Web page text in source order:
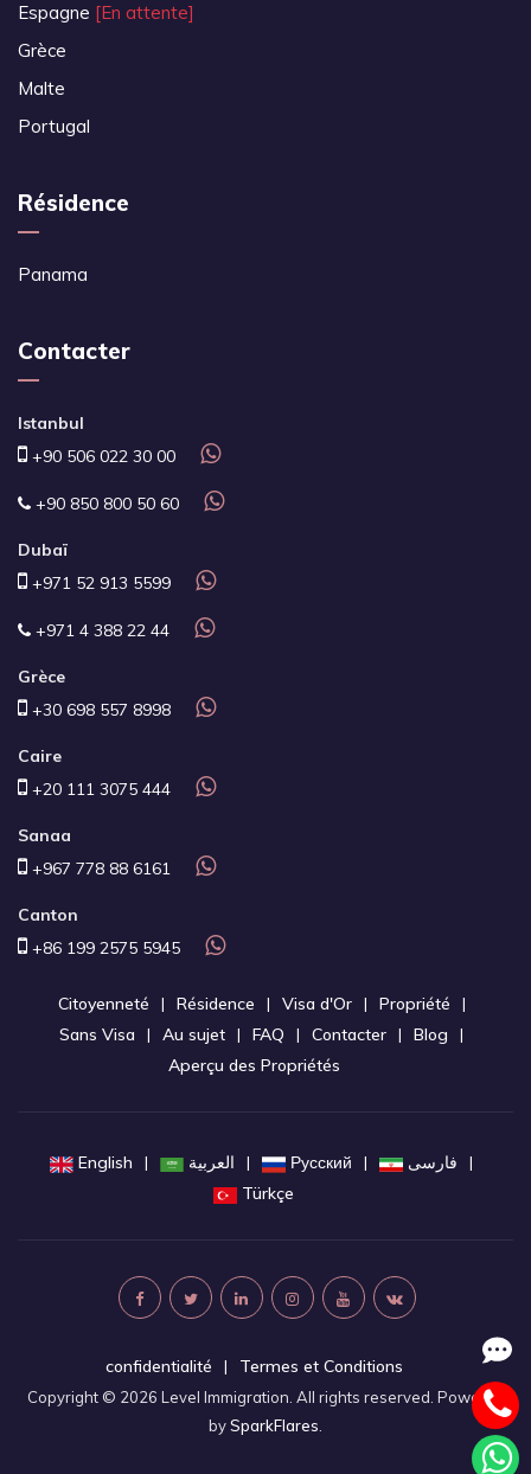
Espagne [En attente]
Grèce
Malte
Portugal
Résidence
Panama
Contacter
Istanbul
+90 506 022 30 00
+90 850 800 50 60
Dubaï
+971 52 913 5599
+971 4 388 22 44
Grèce
+30 698 557 8998
Caire
+20 111 3075 444
Sanaa
+967 778 88 6161
Canton
+86 199 2575 5945
Citoyenneté Résidence Visa d'Or
Propriété
Sans Visa
Au sujet FAQ Contacter
Blog
Aperçu des Propriétés
English العربية Русский
فارسی
Türkçe
confidentialité Termes et Conditions
Copyright © 2026 Level Immigration. All rights reserved. Powered
bySparkFlares.